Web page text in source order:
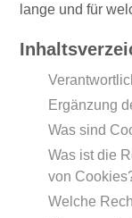
lange und für
Ergänzung
Was sind
Was ist die
von
Welche